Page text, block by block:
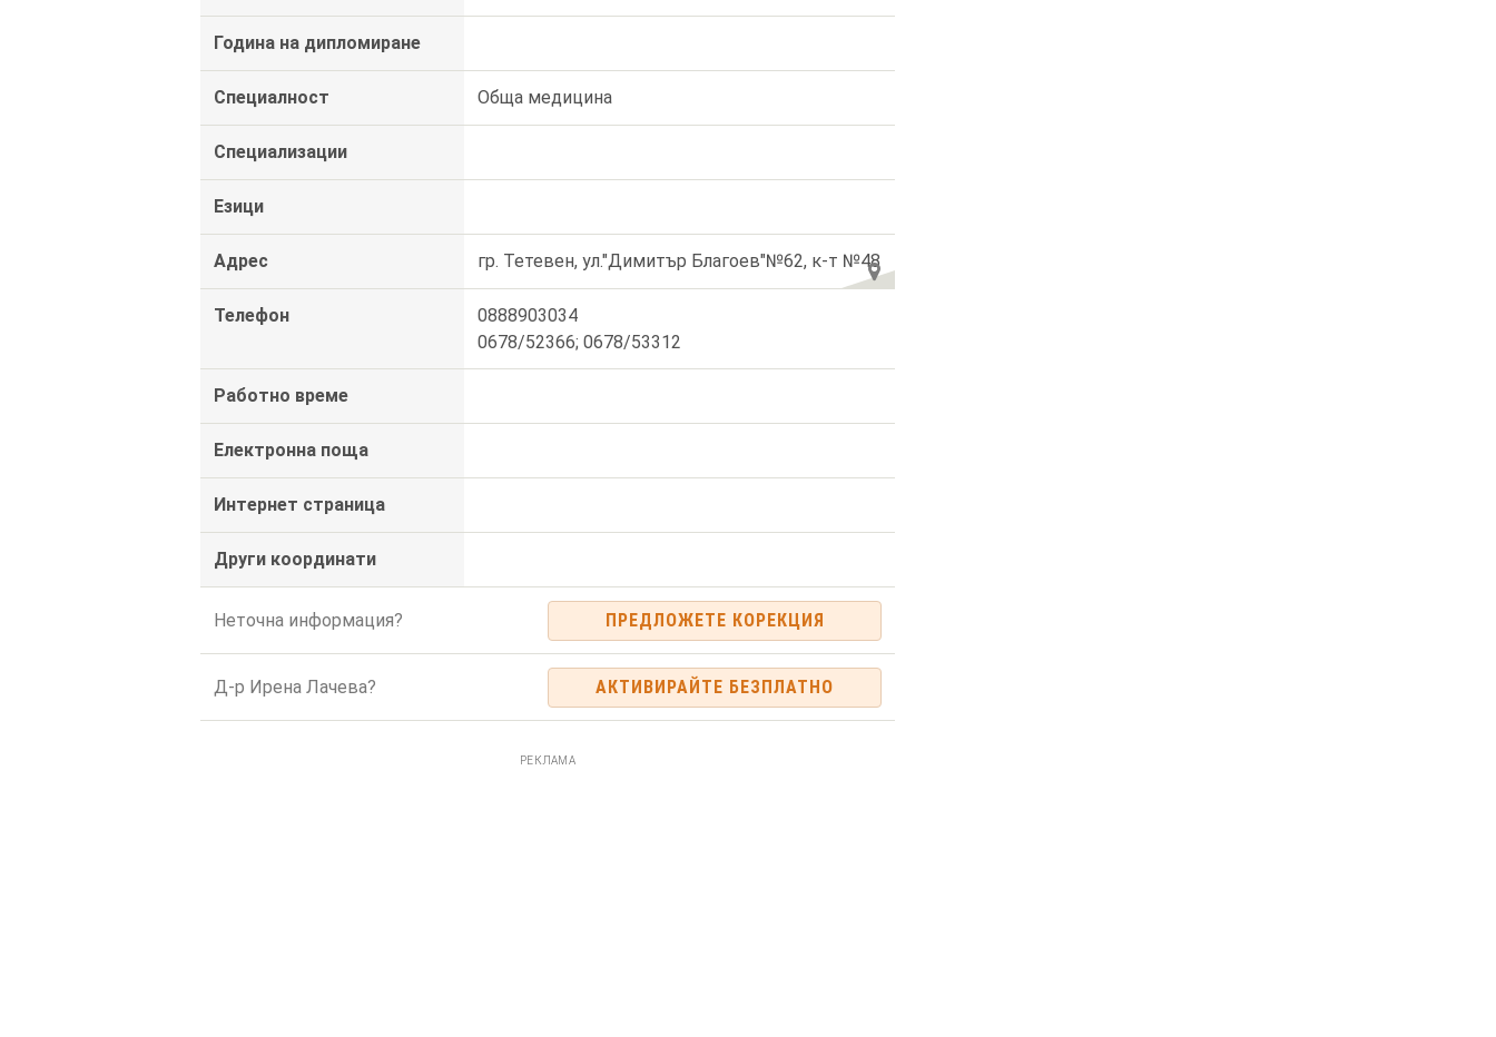
Година на дипломиране
Специалност Обща медицина
Специализации
Езици
Адрес гр. Тетевен, ул."Димитър Благоев"№62, к-т №48
Телефон
0888903034
0678/52366; 0678/53312
Работно време
Електронна поща
Интернет страница
Други координати
Неточна информация? ПРЕДЛОЖЕТЕ КОРЕКЦИЯ
Д-р Ирена Лачева? АКТИВИРАЙТЕ БЕЗПЛАТНО
РЕКЛАМА